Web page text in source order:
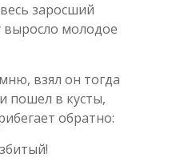
заросший
выросло молодое
взял он тогда
пошел в кусты,
обратно: